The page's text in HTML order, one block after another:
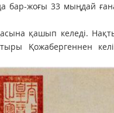
бар-жоғы 33 мыңдай
қашып келеді.
Қожабергеннен